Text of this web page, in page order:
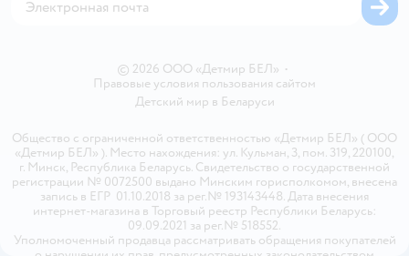
© 2026 ООО «Детмир БЕЛ» •
Правовые условия пользования сайтом
Детский мир в Беларуси
Общество с ограниченной ответственностью «Детмир БЕЛ» ( ООО
«Детмир БЕЛ» ). Место нахождения: ул. Кульман, 3, пом. 319, 220100,
г. Минск, Республика Беларусь. Свидетельство о государственной
регистрации № 0072500 выдано Минским горисполкомом, внесена
запись в ЕГР 01.10.2018 за рег.№ 193143448. Дата внесения
интернет-магазина в Торговый реестр Республики Беларусь:
09.09.2021 за рег.№ 518552.
Уполномоченный продавца рассматривать обращения покупателей